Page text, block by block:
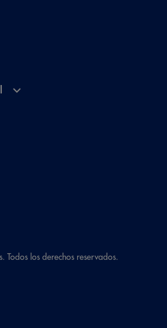
los derechos reservados.